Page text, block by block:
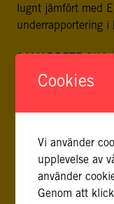
lugnt jämfört med
underrapportering i
SAMARBETE SKA
Politiskt våld och
situationen har
Nigeria till följd av
kriminella nätverk.
lokalbefolkningen.
Cookies
Vi använder
upplevelse av
använder
Genom att